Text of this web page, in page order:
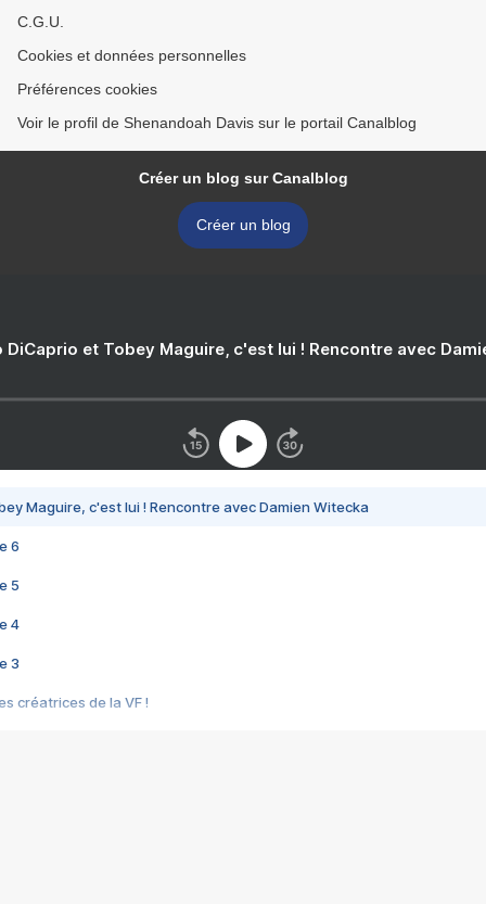
C.G.U.
Cookies et données personnelles
Préférences cookies
Voir le profil de Shenandoah Davis sur le portail Canalblog
Créer un blog sur Canalblog
Créer un blog
DiCaprio et Tobey Maguire, c'est lui ! Rencontre avec
Maguire, c'est lui ! Rencontre avec Damien Witecka
6
5
4
3
créatrices de la VF !